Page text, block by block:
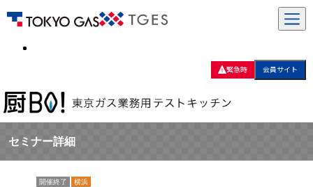
緊急時 会員サイト
セミナー詳細
開催終了 横浜